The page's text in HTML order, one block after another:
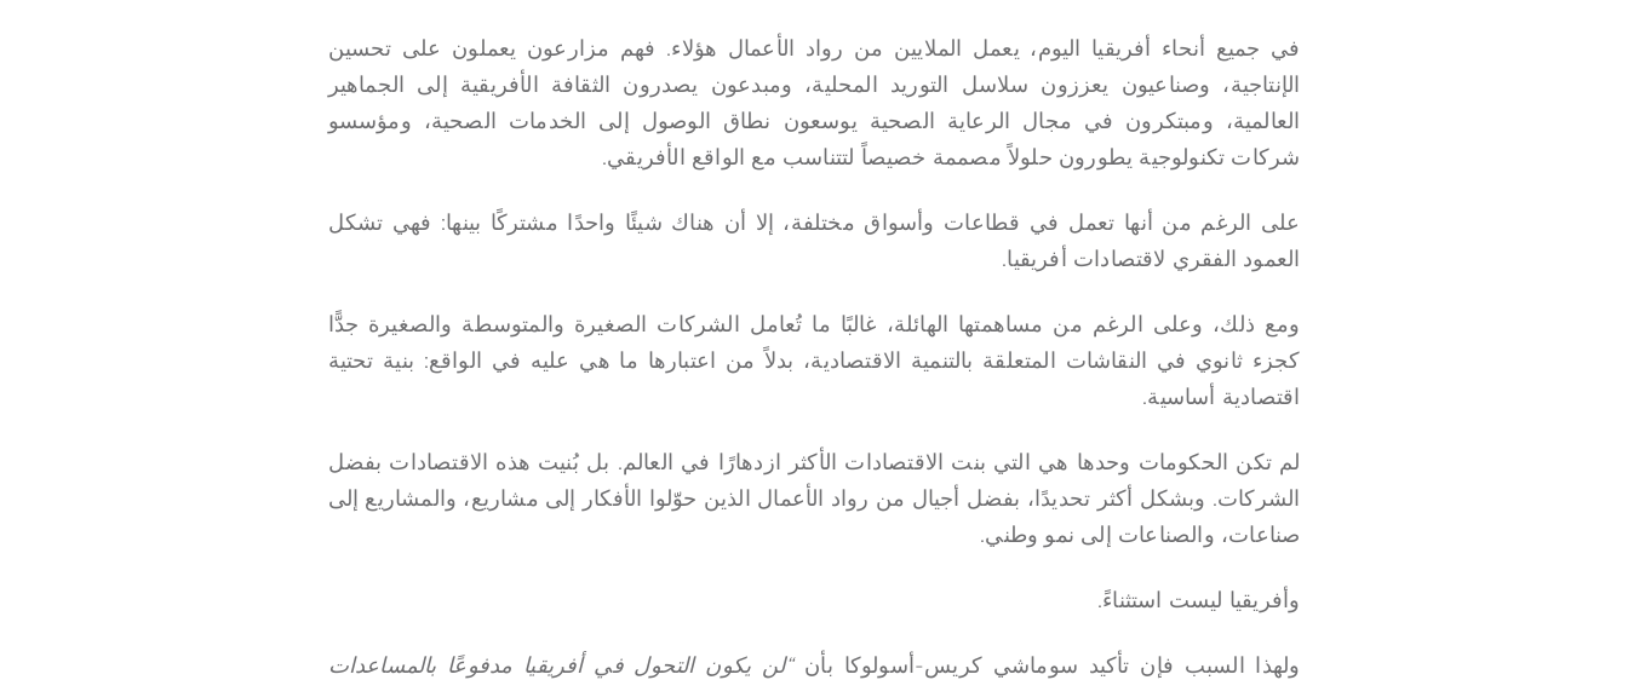
في جميع أنحاء أفريقيا اليوم، يعمل الملايين من رواد الأعمال هؤلاء. فهم مزارعون يعملون على تحسين
الإنتاجية، وصناعيون يعززون سلاسل التوريد المحلية، ومبدعون يصدرون الثقافة الأفريقية إلى الجماهير
العالمية، ومبتكرون في مجال الرعاية الصحية يوسعون نطاق الوصول إلى الخدمات الصحية، ومؤسسو
شركات تكنولوجية يطورون حلولاً مصممة خصيصاً لتتناسب مع الواقع الأفريقي.
على الرغم من أنها تعمل في قطاعات وأسواق مختلفة، إلا أن هناك شيئًا واحدًا مشتركًا بينها: فهي تشكل
العمود الفقري لاقتصادات أفريقيا.
ومع ذلك، وعلى الرغم من مساهمتها الهائلة، غالبًا ما تُعامل الشركات الصغيرة والمتوسطة والصغيرة جدًّا
كجزء ثانوي في النقاشات المتعلقة بالتنمية الاقتصادية، بدلاً من اعتبارها ما هي عليه في الواقع: بنية تحتية
اقتصادية أساسية.
لم تكن الحكومات وحدها هي التي بنت الاقتصادات الأكثر ازدهارًا في العالم. بل بُنيت هذه الاقتصادات بفضل
الشركات. وبشكل أكثر تحديدًا، بفضل أجيال من رواد الأعمال الذين حوّلوا الأفكار إلى مشاريع، والمشاريع إلى
صناعات، والصناعات إلى نمو وطني.
وأفريقيا ليست استثناءً.
ولهذا السبب فإن تأكيد سوماشي كريس-أسولوكا بأن“لن يكون التحول في أفريقيا مدفوعًا بالمساعدات